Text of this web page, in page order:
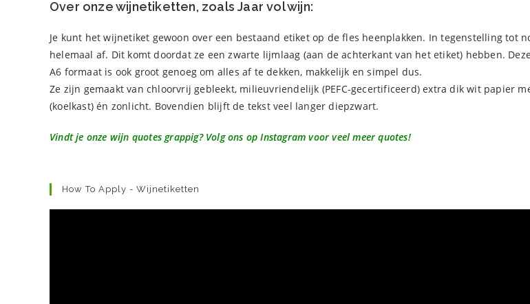
Over onze wijnetiketten, zoals Jaar vol wijn:
Je kunt het wijnetiket gewoon over een bestaand etiket op de fles heenplakken. In tegenstelling tot
helemaal af. Dit komt doordat ze een zwarte lijmlaag (aan de achterkant van het etiket) hebben.
A6 formaat is ook groot genoeg om alles af te dekken, makkelijk en simpel dus.
Ze zijn gemaakt van chloorvrij gebleekt, milieuvriendelijk (PEFC-gecertificeerd) extra dik wit papier
(koelkast) én zonlicht. Bovendien blijft de tekst veel langer diepzwart.
Vindt je onze wijn quotes grappig? Volg ons op Instagram voor veel meer quotes!
How To Apply - Wijnetiketten